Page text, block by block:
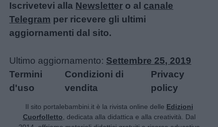
Iscrivetevi alla Newsletter o al canale
Telegram per ricevere gli ultimi
aggiornamenti dal sito.
Ultimo aggiornamento: Settembre 25, 2019
Termini
d'uso
Condizioni di
vendita
Privacy
policy
Il sito portalebambini.it è la rivista online delle Edizioni
Cuorfolletto, dedicata alla didattica e alla creatività. Dal